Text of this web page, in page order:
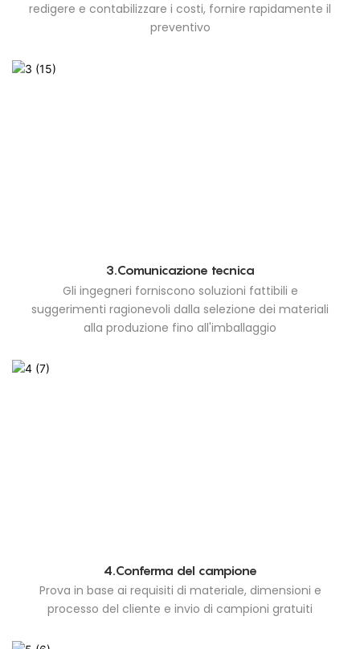
redigere e contabilizzare i costi, fornire rapidamente il
preventivo
3.Comunicazione tecnica
Gli ingegneri forniscono soluzioni fattibili e
suggerimenti ragionevoli dalla selezione dei materiali
alla produzione fino all'imballaggio
4.Conferma del campione
Prova in base ai requisiti di materiale, dimensioni e
processo del cliente e invio di campioni gratuiti